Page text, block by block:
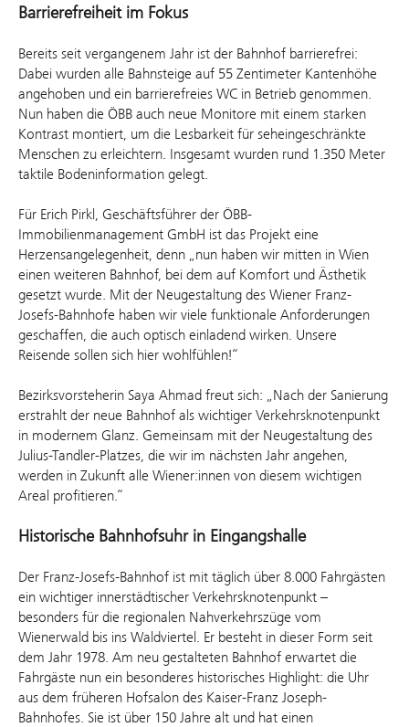
Barrierefreiheit im Fokus
Bereits seit vergangenem Jahr ist der Bahnhof barrierefrei:
Dabei wurden alle Bahnsteige auf 55 Zentimeter Kantenhöhe
angehoben und ein barrierefreies WC in Betrieb genommen.
Nun haben die ÖBB auch neue Monitore mit einem starken
Kontrast montiert, um die Lesbarkeit für seheingeschränkte
Menschen zu erleichtern. Insgesamt wurden rund 1.350 Meter
taktile Bodeninformation gelegt.
Für Erich Pirkl, Geschäftsführer der ÖBB-
Immobilienmanagement GmbH ist das Projekt eine
Herzensangelegenheit, denn „nun haben wir mitten in Wien
einen weiteren Bahnhof, bei dem auf Komfort und Ästhetik
gesetzt wurde. Mit der Neugestaltung des Wiener Franz-
Josefs-Bahnhofe haben wir viele funktionale Anforderungen
geschaffen, die auch optisch einladend wirken. Unsere
Reisende sollen sich hier wohlfühlen!“
Bezirksvorsteherin Saya Ahmad freut sich: „Nach der Sanierung
erstrahlt der neue Bahnhof als wichtiger Verkehrsknotenpunkt
in modernem Glanz. Gemeinsam mit der Neugestaltung des
Julius-Tandler-Platzes, die wir im nächsten Jahr angehen,
werden in Zukunft alle Wiener:innen von diesem wichtigen
Areal profitieren.“
Historische Bahnhofsuhr in Eingangshalle
Der Franz-Josefs-Bahnhof ist mit täglich über 8.000 Fahrgästen
ein wichtiger innerstädtischer Verkehrsknotenpunkt –
besonders für die regionalen Nahverkehrszüge vom
Wienerwald bis ins Waldviertel. Er besteht in dieser Form seit
dem Jahr 1978. Am neu gestalteten Bahnhof erwartet die
Fahrgäste nun ein besonderes historisches Highlight: die Uhr
aus dem früheren Hofsalon des Kaiser-Franz Joseph-
Bahnhofes. Sie ist über 150 Jahre alt und hat einen